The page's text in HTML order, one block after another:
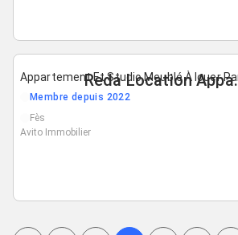
Reda
Appartement Et Studio Meublé À louer
Membre depuis 2022
Fès
Avito Immobilier